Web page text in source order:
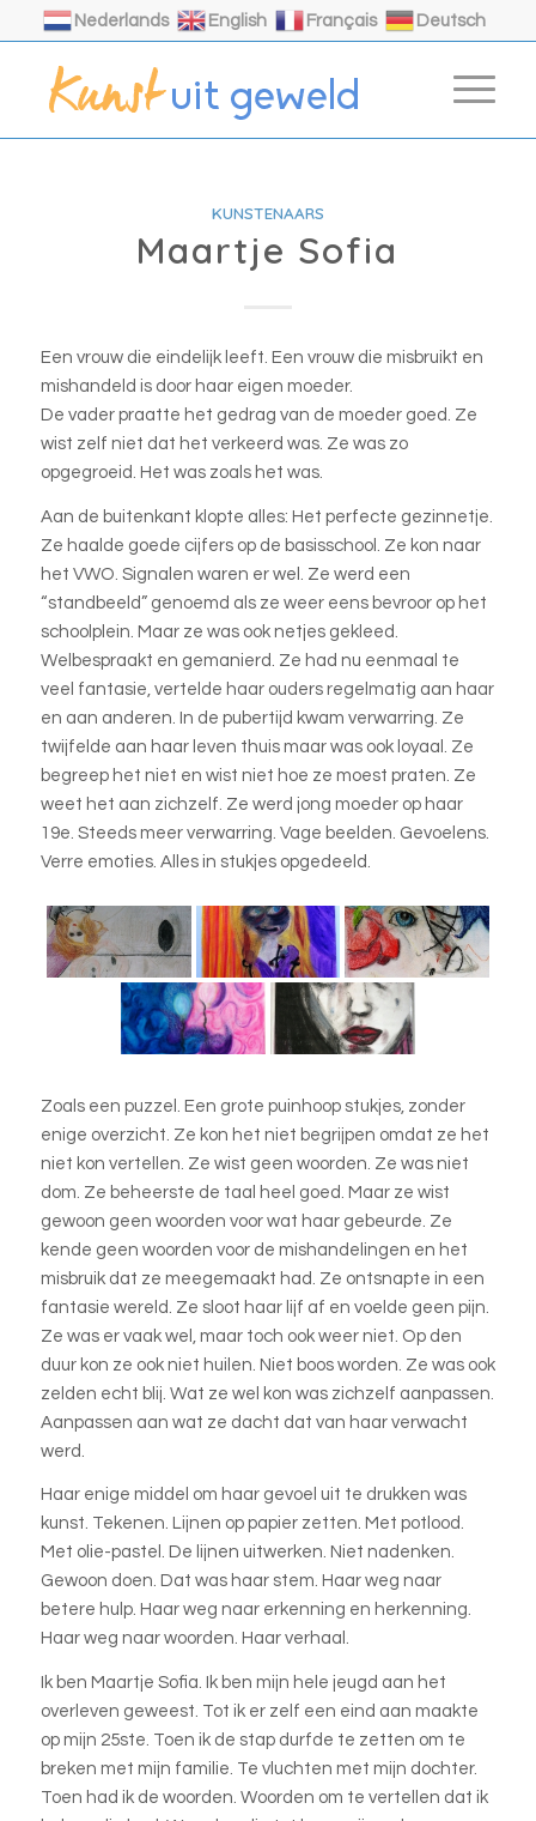
Nederlands English Français Deutsch
KUNSTENAARS
Maartje Sofia
Een vrouw die eindelijk leeft. Een vrouw die misbruikt en
mishandeld is door haar eigen moeder.
De vader praatte het gedrag van de moeder goed. Ze
wist zelf niet dat het verkeerd was. Ze was zo
opgegroeid. Het was zoals het was.
Aan de buitenkant klopte alles: Het perfecte gezinnetje.
Ze haalde goede cijfers op de basisschool. Ze kon naar
het VWO. Signalen waren er wel. Ze werd een
“standbeeld” genoemd als ze weer eens bevroor op het
schoolplein. Maar ze was ook netjes gekleed.
Welbespraakt en gemanierd. Ze had nu eenmaal te
veel fantasie, vertelde haar ouders regelmatig aan haar
en aan anderen. In de pubertijd kwam verwarring. Ze
twijfelde aan haar leven thuis maar was ook loyaal. Ze
begreep het niet en wist niet hoe ze moest praten. Ze
weet het aan zichzelf. Ze werd jong moeder op haar
19e. Steeds meer verwarring. Vage beelden. Gevoelens.
Verre emoties. Alles in stukjes opgedeeld.
Zoals een puzzel. Een grote puinhoop stukjes, zonder
enige overzicht. Ze kon het niet begrijpen omdat ze het
niet kon vertellen. Ze wist geen woorden. Ze was niet
dom. Ze beheerste de taal heel goed. Maar ze wist
gewoon geen woorden voor wat haar gebeurde. Ze
kende geen woorden voor de mishandelingen en het
misbruik dat ze meegemaakt had. Ze ontsnapte in een
fantasie wereld. Ze sloot haar lijf af en voelde geen pijn.
Ze was er vaak wel, maar toch ook weer niet. Op den
duur kon ze ook niet huilen. Niet boos worden. Ze was ook
zelden echt blij. Wat ze wel kon was zichzelf aanpassen.
Aanpassen aan wat ze dacht dat van haar verwacht
werd.
Haar enige middel om haar gevoel uit te drukken was
kunst. Tekenen. Lijnen op papier zetten. Met potlood.
Met olie-pastel. De lijnen uitwerken. Niet nadenken.
Gewoon doen. Dat was haar stem. Haar weg naar
betere hulp. Haar weg naar erkenning en herkenning.
Haar weg naar woorden. Haar verhaal.
Ik ben Maartje Sofia. Ik ben mijn hele jeugd aan het
overleven geweest. Tot ik er zelf een eind aan maakte
op mijn 25ste. Toen ik de stap durfde te zetten om te
breken met mijn familie. Te vluchten met mijn dochter.
Toen had ik de woorden. Woorden om te vertellen dat ik